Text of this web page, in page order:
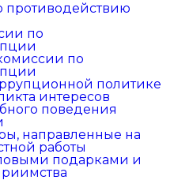
противодействию
по
по
политике
интересов
поведения
направленные на
работы
подарками и